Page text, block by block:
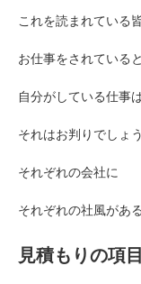
これを読まれている
お仕事をされている
自分がしている仕事
それはお判りでしょう
それぞれの会社に
それぞれの社風がある
見積もりの項